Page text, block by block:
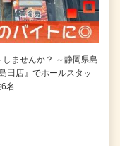
ませんか？ ～静岡県島
田店』でホールスタッ
名…